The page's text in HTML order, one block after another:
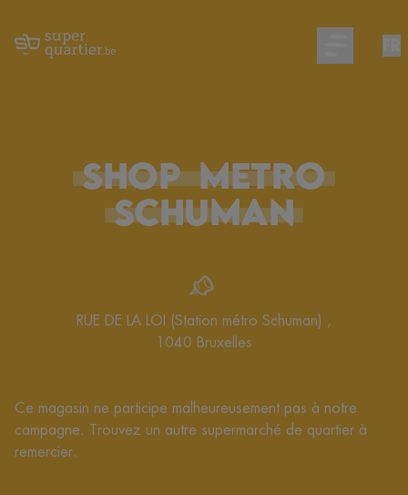
Open main
SHOP METRO
SCHUMAN
RUE DE LA LOI (Station métro Schuman) ,
1040 Bruxelles
Ce magasin ne participe malheureusement pas à notre
campagne. Trouvez un autre supermarché de quartier à
remercier.